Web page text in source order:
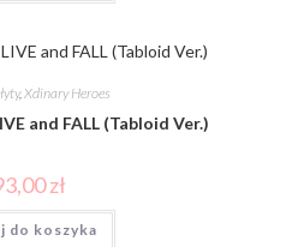
,Xdinary Heroes
and FALL (Tabloid Ver.)
zł
do koszyka